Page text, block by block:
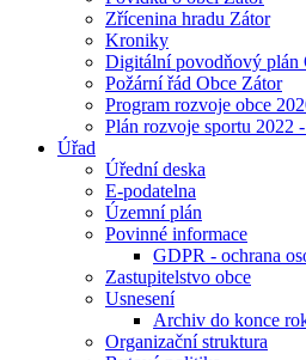
Zřícenina hradu Zátor
Kroniky
Digitální povodňový plán
Požární řád Obce Zátor
Program rozvoje obce
Plán rozvoje sportu 2022
Úřad
Úřední deska
E-podatelna
Územní plán
Povinné informace
GDPR - ochrana
Zastupitelstvo obce
Usnesení
Archiv do konce
Organizační struktura